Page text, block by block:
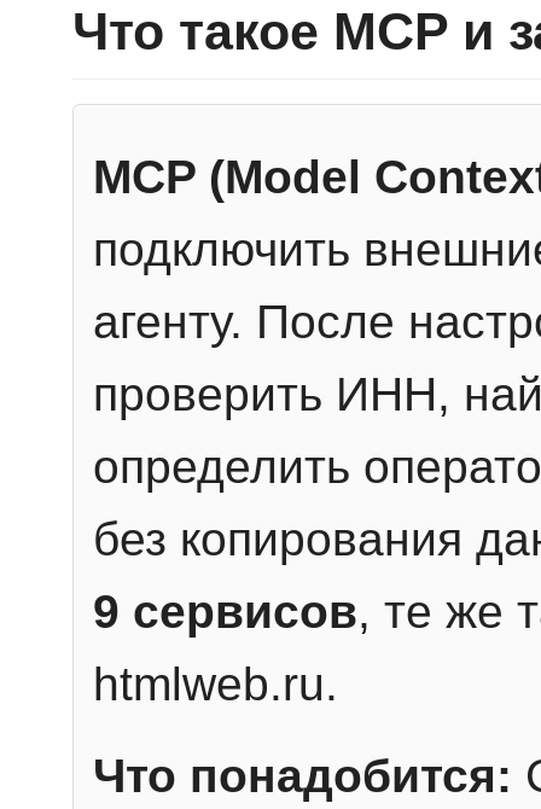
Что такое MCP и
MCP (Model
подключить
агенту. После
проверить ИНН,
определить
без копирования
9 сервисов, те же
htmlweb.ru.
Что понадобится: